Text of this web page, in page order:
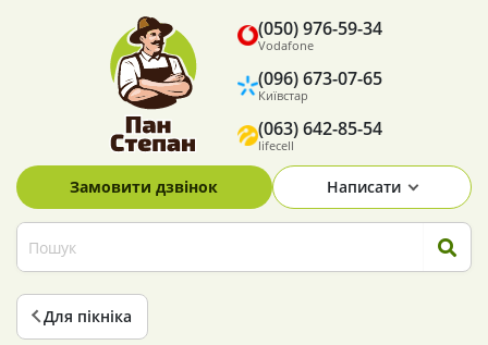
Vodafone
(050) 976-59-34
Київстар
(096) 673-07-65
lifecell
(063) 642-85-54
Замовити дзвінок Написати
Для пікніка